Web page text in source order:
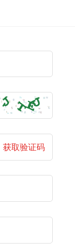
获取验证码